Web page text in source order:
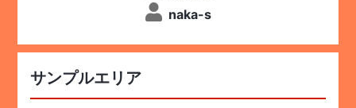
naka-s
サンプルエリア